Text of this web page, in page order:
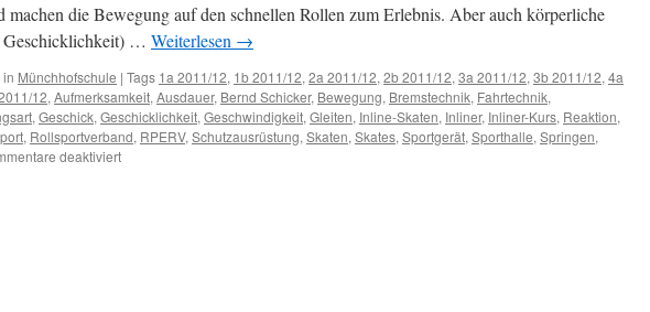
machen die Bewegung auf den schnellen Rollen zum Erlebnis. Aber auch körperliche
Geschicklichkeit) … Weiterlesen →
in Münchhofschule | Tags 1a 2011/12, 1b 2011/12, 2a 2011/12, 2b 2011/12, 3a 2011/12, 3b 2011/12, 4a
12, Aufmerksamkeit, Ausdauer, Bernd Schicker, Bewegung, Bremstechnik, Fahrtechnik,
, Geschick, Geschicklichkeit, Geschwindigkeit, Gleiten, Inline-Skaten, Inliner, Inliner-Kurs, Reaktion,
, Rollsportverband, RPERV, Schutzausrüstung, Skaten, Skates, Sportgerät, Sporthalle, Springen,
deaktiviertfür